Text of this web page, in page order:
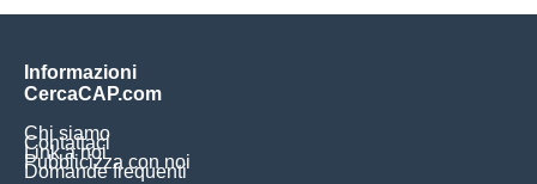
Informazioni
CercaCAP.com
Chi siamo
Contattaci
Link a noi
Pubblicizza con noi
Domande frequenti